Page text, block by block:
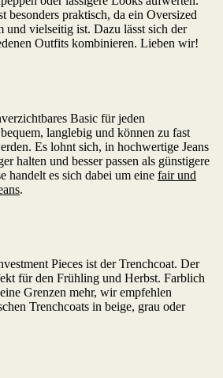
besonders praktisch, da ein Oversized
und vielseitig ist. Dazu lässt sich der
Outfits kombinieren. Lieben wir!
Basic für jeden
langlebig und können zu fast
Es lohnt sich, in hochwertige Jeans
halten und besser passen als günstigere
handelt es sich dabei um eine fair und
.
Pieces ist der Trenchcoat. Der
für den Frühling und Herbst. Farblich
Grenzen mehr, wir empfehlen
Trenchcoats in beige, grau oder